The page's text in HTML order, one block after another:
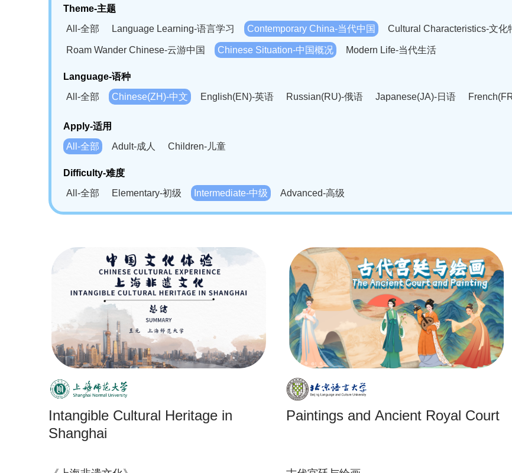
Theme-主题
All-全部
Language Learning-语言学习 Contemporary China-当代中国 Cultural Characteristics-文化
Roam Wander Chinese-云游中国 Chinese Situation-中国概况 Modern Life-当代生活
Language-语种
All-全部
Chinese(ZH)-中文 English(EN)-英语 Russian(RU)-俄语 Japanese(JA)-日语
Bahasa Melayu(MS)-马来语
Swahili(SW)-斯瓦西里语
Kampuchea(KH)-柬埔寨语
Apply-适用
All-全部
Adult-成人 Children-儿童
Difficulty-难度
All-全部
Elementary-初级 Intermediate-中级 Advanced-高级
Intangible Cultural Heritage in
Shanghai
Paintings and Ancient Royal Court